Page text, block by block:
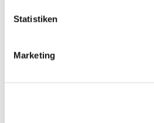
Statistiken
Marketing